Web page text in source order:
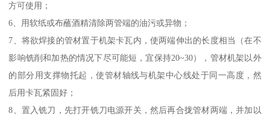
方可使用；
6、用软纸或布蘸酒精清除两管端的油污或异物；
7、将欲焊接的管材置于机架卡瓦内，使两端伸出的长度相当（在不
影响铣削和加热的情况下尽可能短，宜保持20~30），管材机架以外
的部分用支撑物托起，使管材轴线与机架中心线处于同一高度，然
后用卡瓦紧固好；
8、置入铣刀，先打开铣刀电源开关，然后再合拢管材两端，并加以